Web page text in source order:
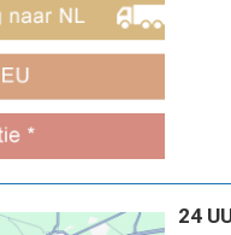
24